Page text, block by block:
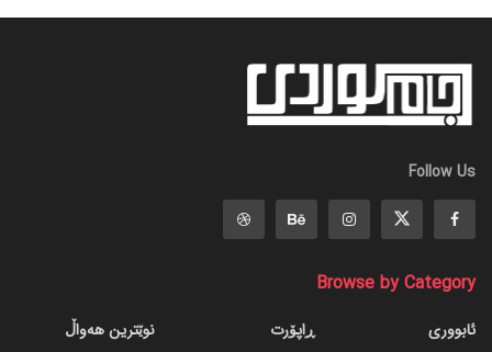
Follow Us
Browse by Category
ئابووری
ڕاپۆرت
نوێترین هەواڵ